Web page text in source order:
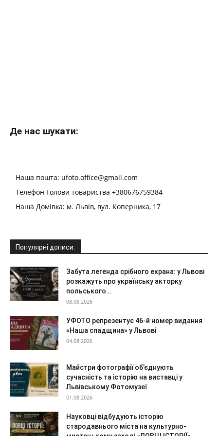
Де нас шукати:
Наша пошта: ufoto.office@gmail.com
Телефон Голови товариства +380676759384
Наша Домівка: м. Львів, вул. Коперника, 17
Популярні дописи:
Забута легенда срібного екрана: у Львові
розкажуть про українську акторку
польського...
08.08.2026
УФОТО репрезентує 46-й номер видання
«Наша спадщина» у Львові
04.08.2026
Майстри фотографії об’єднують
сучасність та історію на виставці у
Львівському Фотомузеї
01.08.2026
Науковці відбудують історію
стародавнього міста на культурно-